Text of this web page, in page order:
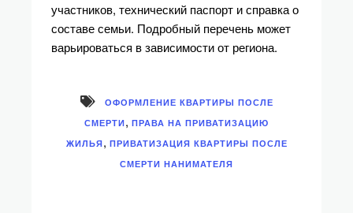
участников, технический паспорт и справка о
составе семьи. Подробный перечень может
варьироваться в зависимости от региона.
ОФОРМЛЕНИЕ КВАРТИРЫ ПОСЛЕ
СМЕРТИ, ПРАВА НА ПРИВАТИЗАЦИЮ
ЖИЛЬЯ, ПРИВАТИЗАЦИЯ КВАРТИРЫ ПОСЛЕ
СМЕРТИ НАНИМАТЕЛЯ